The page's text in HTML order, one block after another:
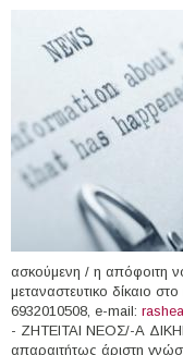
ασκούμενη / η απόφοιτη
μεταναστευτικο δίκαιο
6932010508, e-mail:
- ΖΗΤΕΙΤΑΙ ΝΕΟΣ/-Α
απαραιτήτως άριστη